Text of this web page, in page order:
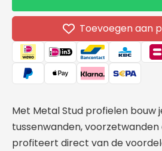
Stud
50
-
3000x50mm
Toevoegen aan
Met Metal Stud profielen bouw
tussenwanden,
profiteert direct van de